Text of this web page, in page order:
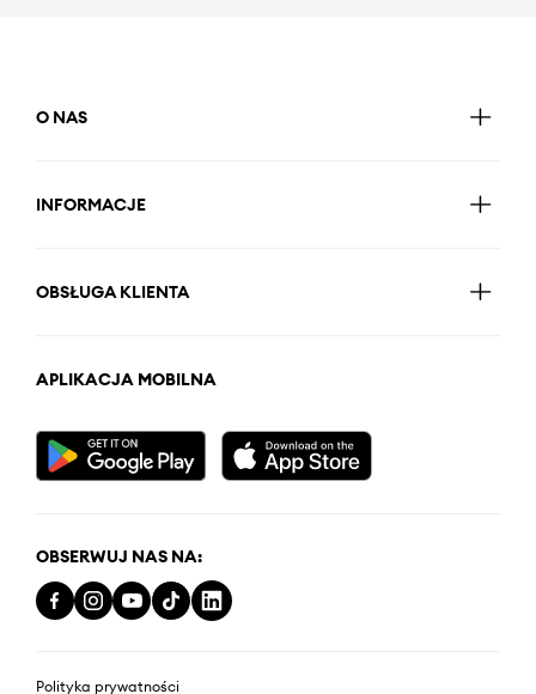
O NAS
INFORMACJE
OBSŁUGA KLIENTA
APLIKACJA MOBILNA
OBSERWUJ NAS NA:
Polityka prywatności